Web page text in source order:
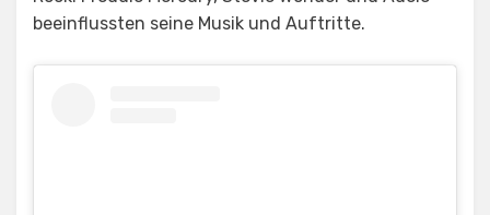
beeinflussten seine Musik und Auftritte.